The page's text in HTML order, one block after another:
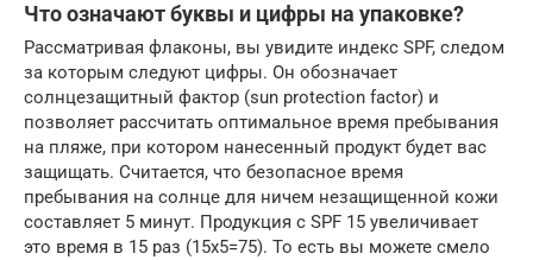
Что означают буквы и цифры на упаковке?
Рассматривая флаконы, вы увидите индекс SPF, следом
за которым следуют цифры. Он обозначает
солнцезащитный фактор (sun protection factor) и
позволяет рассчитать оптимальное время пребывания
на пляже, при котором нанесенный продукт будет вас
защищать. Считается, что безопасное время
пребывания на солнце для ничем незащищенной кожи
составляет 5 минут. Продукция с SPF 15 увеличивает
это время в 15 раз (15х5=75). То есть вы можете смело